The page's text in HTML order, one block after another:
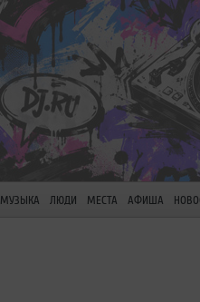
МУЗЫКА ЛЮДИ МЕСТА АФИША